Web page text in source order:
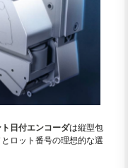
日付エンコーダは縦型包
ロット番号の理想的な選